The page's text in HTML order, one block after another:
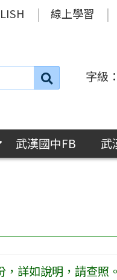
線上學習
搜
字級：
武漢國中FB 武
詳如說明，請查照。